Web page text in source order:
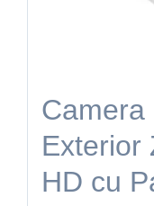
Camera
HD cu